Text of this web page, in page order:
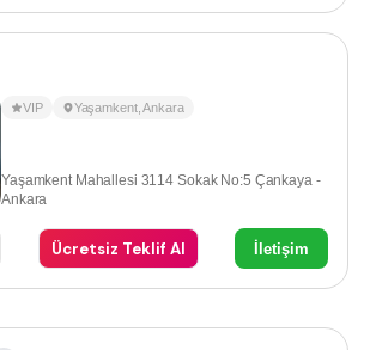
VIP Yaşamkent,Ankara
Yaşamkent Mahallesi 3114 Sokak No:5 Çankaya -
Ankara
Ücretsiz Teklif Al İletişim